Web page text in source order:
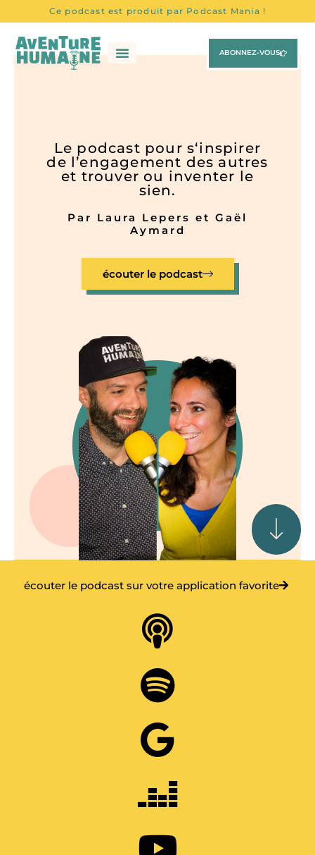
Ce podcast est produit par Podcast Mania !
ABONNEZ-VOUS
Le podcast pour s‘inspirer
de l’engagement des autres
et trouver ou inventer le
sien.
Par Laura Lepers et Gaël
Aymard
écouter le podcast
écouter le podcast sur votre application favorite